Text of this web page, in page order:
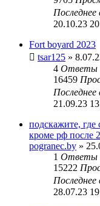
Последнее
20.10.23
Fort boyard 2023
tsar125 »
4 Ответы
16459
Последнее
21.09.23
подскажите, где
кроме рф после
pogranec.by »
1 Ответы
15222
Последнее
28.07.23